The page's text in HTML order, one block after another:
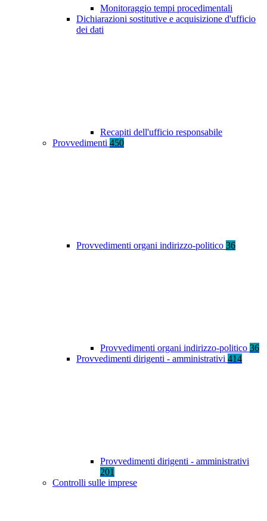
Monitoraggio tempi procedimentali
Dichiarazioni sostitutive e acquisizione d'ufficio
dei dati
Recapiti dell'ufficio responsabile
Provvedimenti 450
Provvedimenti organi indirizzo-politico 36
Provvedimenti organi indirizzo-politico 36
Provvedimenti dirigenti - amministrativi 414
Provvedimenti dirigenti - amministrativi
201
Controlli sulle imprese